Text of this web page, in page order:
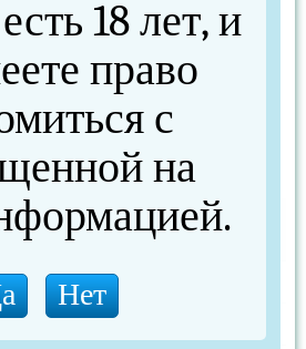
100%
размеры! Для
размера необходимо
Blue Diamond
голубой
18 лет, и
право
с
на